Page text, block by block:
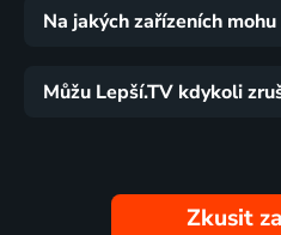
Na jakých zařízeních
Můžu Lepší.TV kdykoli
Zkusit